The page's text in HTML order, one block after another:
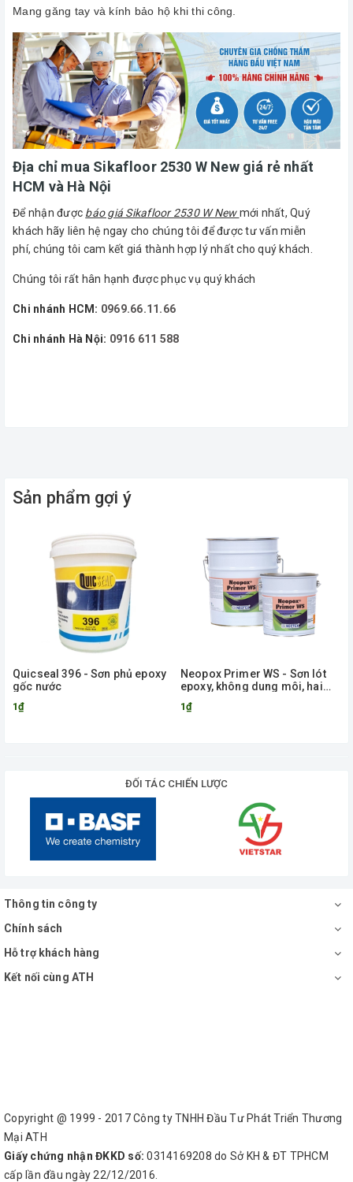
Mang găng tay và kính bảo hộ khi thi công.
Địa chỉ mua Sikafloor 2530 W New giá rẻ nhất
HCM và Hà Nội
Để nhận được báo giá Sikafloor 2530 W Newmới nhất, Quý
khách hãy liên hệ ngay cho chúng tôi để được tư vấn miễn
phí, chúng tôi cam kết giá thành hợp lý nhất cho quý khách.
Chúng tôi rất hân hạnh được phục vụ quý khách
Chi nhánh HCM: 0969.66.11.66
Chi nhánh Hà Nội: 0916 611 588
Sản phẩm gợi ý
Quicseal 396 - Sơn phủ epoxy
gốc nước
1₫
Neopox Primer WS - Sơn lót
epoxy, không dung môi, hai
thành phần dành cho bề mặt
ẩm
1₫
ĐỐI TÁC CHIẾN LƯỢC
Thông tin công ty
Chính sách
Hỗ trợ khách hàng
Kết nối cùng ATH
Copyright @ 1999 - 2017 Công ty TNHH Đầu Tư Phát Triển Thương
Mại ATH
Giấy chứng nhận ĐKKD số: 0314169208 do Sở KH & ĐT TPHCM
cấp lần đầu ngày 22/12/2016.